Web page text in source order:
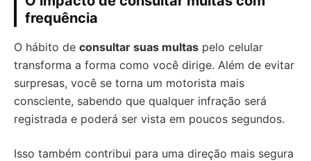
frequência
O hábito de consultar suas multas pelo celular
transforma a forma como você dirige. Além de evitar
surpresas, você se torna um motorista mais
consciente, sabendo que qualquer infração será
registrada e poderá ser vista em poucos segundos.
Isso também contribui para uma direção mais segura